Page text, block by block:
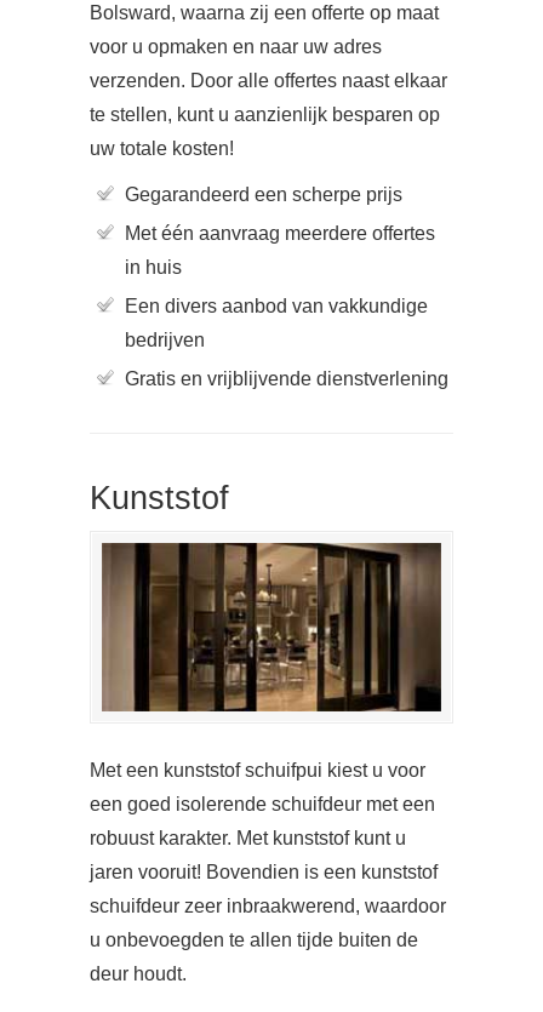
Bolsward, waarna zij een offerte op maat
voor u opmaken en naar uw adres
verzenden. Door alle offertes naast elkaar
te stellen, kunt u aanzienlijk besparen op
uw totale kosten!
Gegarandeerd een scherpe prijs
Met één aanvraag meerdere offertes
in huis
Een divers aanbod van vakkundige
bedrijven
Gratis en vrijblijvende dienstverlening
Kunststof
Met een kunststof schuifpui kiest u voor
een goed isolerende schuifdeur met een
robuust karakter. Met kunststof kunt u
jaren vooruit! Bovendien is een kunststof
schuifdeur zeer inbraakwerend, waardoor
u onbevoegden te allen tijde buiten de
deur houdt.